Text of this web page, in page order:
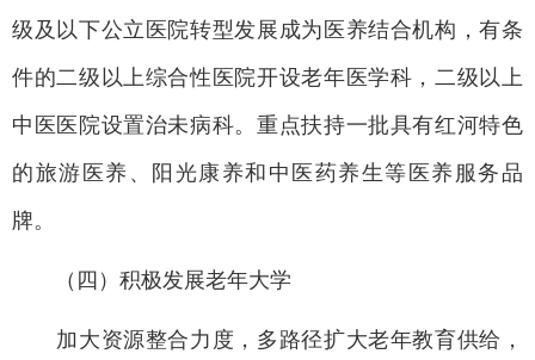
级及以下公立医院转型发展成为医养结合机构，有条
件的二级以上综合性医院开设老年医学科，二级以上
中医医院设置治未病科。重点扶持一批具有红河特色
的旅游医养、阳光康养和中医药养生等医养服务品
牌。
（四）积极发展老年大学
加大资源整合力度，多路径扩大老年教育供给，